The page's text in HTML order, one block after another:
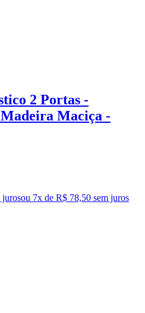
2 Portas -
Maciça -
jurosou 7x de R$ 78,50 sem juros